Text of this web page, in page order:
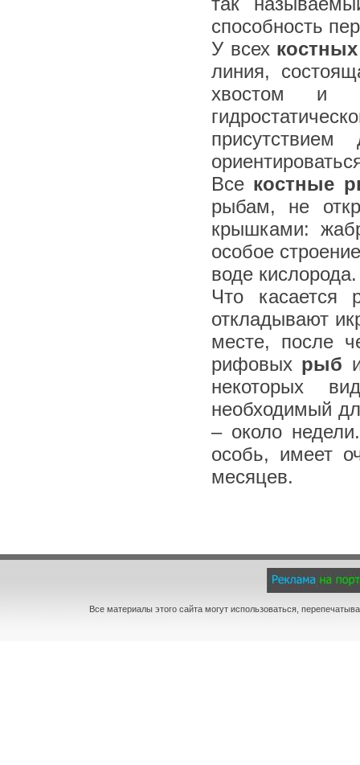
способность
У всех
линия,
хвостом и
Все костные
рыбам, не
крышками:
особое
воде кислорода.
Что касается
откладывают
месте, после
рифовых рыб
некоторых
необходимый
– около
особь, имеет
месяцев.
Все материалы этого сайта могут использоваться,